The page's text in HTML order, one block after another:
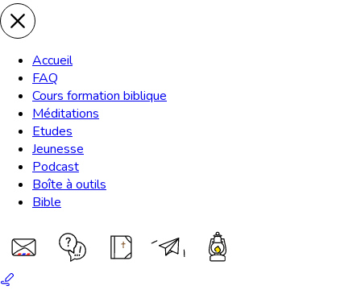
Accueil
FAQ
Cours formation biblique
Méditations
Etudes
Jeunesse
Podcast
Boîte à outils
Bible